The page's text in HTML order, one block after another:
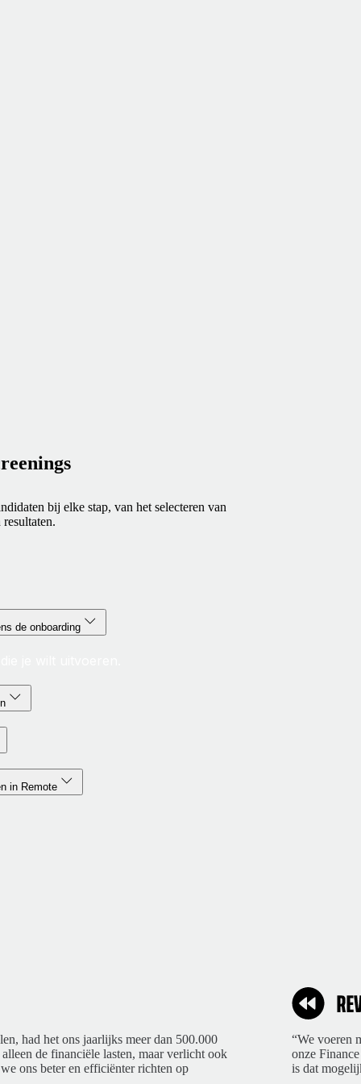
bij elke stap, van het selecteren van
de onboarding
in Remote
had het ons jaarlijks meer dan 500.000
de financiële lasten, maar verlicht ook
ons beter en efficiënter richten op
“We voeren
onze
is dat